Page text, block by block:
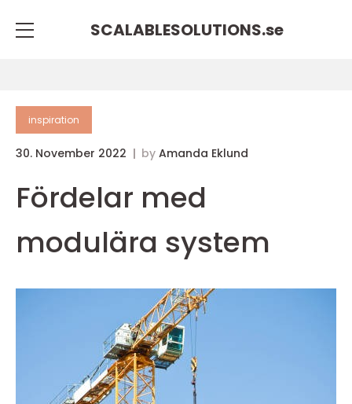
SCALABLESOLUTIONS.se
inspiration
30. November 2022 by Amanda Eklund
Fördelar med
modulära system